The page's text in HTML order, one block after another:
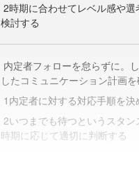
2時期に合わせてレベル感や選
検討する
内定者フォローを怠らずに。
したコミュニケーション計画
1内定者に対する対応手順を決
2いつまでも待つというスタン
時期に応じて適切に判断する